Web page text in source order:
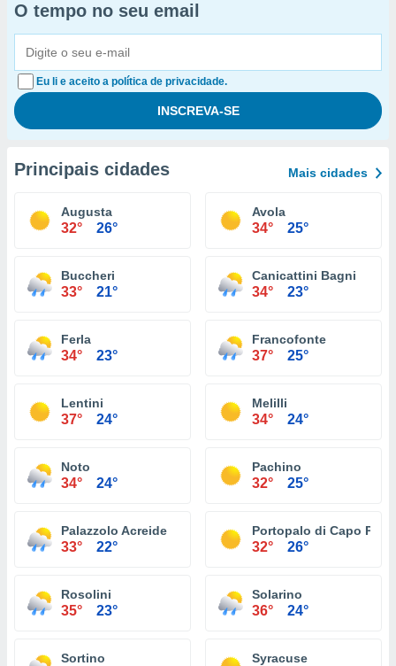
O tempo no seu email
Eu li e aceito a política de privacidade.
Principais cidades Mais cidades
Augusta
32° 26°
Avola
34° 25°
Buccheri
33° 21°
Canicattini Bagni
34° 23°
Ferla
34° 23°
Francofonte
37° 25°
Lentini
37° 24°
Melilli
34° 24°
Noto
34° 24°
Pachino
32° 25°
Palazzolo Acreide
33° 22°
Portopalo di Capo
32° 26°
Rosolini
35° 23°
Solarino
36° 24°
Sortino Syracuse